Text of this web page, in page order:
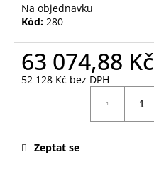
Na objednavku
Kód: 280
63 074,88 Kč
52 128 Kč bez DPH
Zeptat se
m
e